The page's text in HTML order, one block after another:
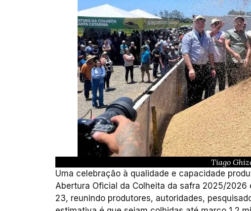
Tiago
Uma celebração à qualidade e capacidade
Abertura Oficial da Colheita da safra 2025/
23, reunindo produtores, autoridades,